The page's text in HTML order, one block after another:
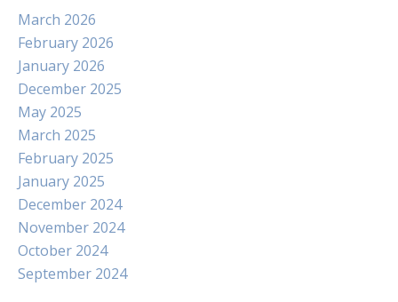
March 2026
February 2026
January 2026
December 2025
May 2025
March 2025
February 2025
January 2025
December 2024
November 2024
October 2024
September 2024